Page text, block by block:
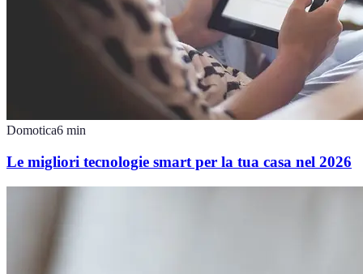
Domotica6 min
Le migliori tecnologie smart per la tua casa nel 2026